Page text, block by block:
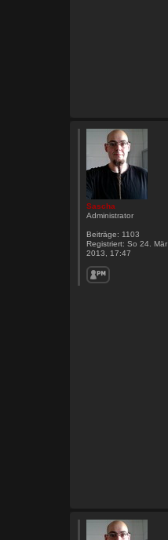
Sascha
Administrator
Beiträge: 1103
Registriert: So 24. Mär
2013, 17:47